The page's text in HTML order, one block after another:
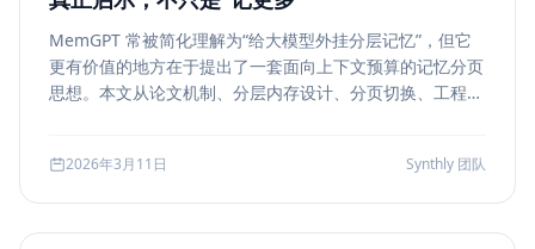
MemGPT 常被简化理解为“给大模型外挂分层记忆”，但它
更有价值的地方在于提出了一套面向上下文预算的记忆分页
思想。本文从论文机制、分层内存设计、分页切换、工程可
2026年3月11日 Synthly 团队